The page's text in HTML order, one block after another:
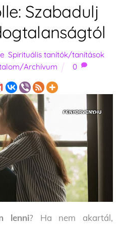
Szabadulj
Spirituális tanítók/tanítások,
Archívum 0
lenni? Ha nem akartál,